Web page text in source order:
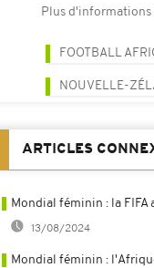
Plus d'informations
FOOTBALL
NOUVELLE-
ARTICLES
Mondial féminin : la FIFA
13/08/2024
Mondial féminin :